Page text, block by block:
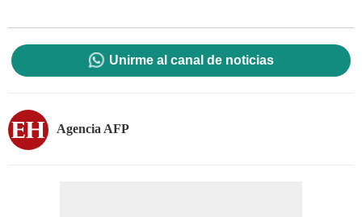
Unirme al canal de noticias
Agencia AFP